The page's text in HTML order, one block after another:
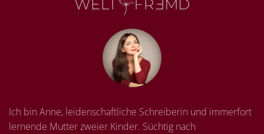
Ich bin Anne, leidenschaftliche Schreiberin und immerfort
lernende Mutter zweier Kinder. Süchtig nach